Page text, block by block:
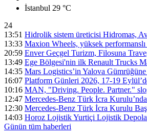
İstanbul 29 °C
24
13:51 Hidrolik sistem üreticisi Hidromas,
13:33 Maxion Wheels, yüksek
20:59 Enver Geçgel Turizm, Filosuna
13:49 Ege Bölgesi'nin ilk Renault Trucks
14:35 Mars Logistics’in Yalova
16:07 Platform Günleri 2026, 17-19
10:16 MAN, "Driving. People. Partner."
12:47 Mercedes-Benz Türk İcra Kurulu’nda
12:30 Mercedes-Benz Türk İcra Kurulu
14:03 Horoz Lojistik Yurtiçi Lojistik
Günün tüm haberleri